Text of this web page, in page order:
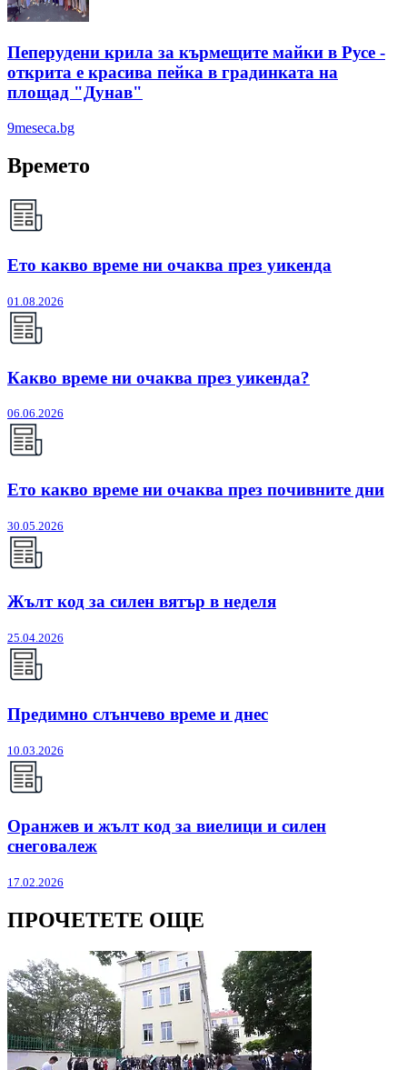
Пеперудени крила за кърмещите майки в Русе -
открита е красива пейка в градинката на
площад "Дунав"
9meseca.bg
Времето
Ето какво време ни очаква през уикенда
01.08.2026
Какво време ни очаква през уикенда?
06.06.2026
Ето какво време ни очаква през почивните дни
30.05.2026
Жълт код за силен вятър в неделя
25.04.2026
Предимно слънчево време и днес
10.03.2026
Оранжев и жълт код за виелици и силен
снеговалеж
17.02.2026
ПРОЧЕТЕТЕ ОЩЕ